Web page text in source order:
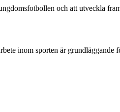
och att utveckla
inom sporten är grundläggande